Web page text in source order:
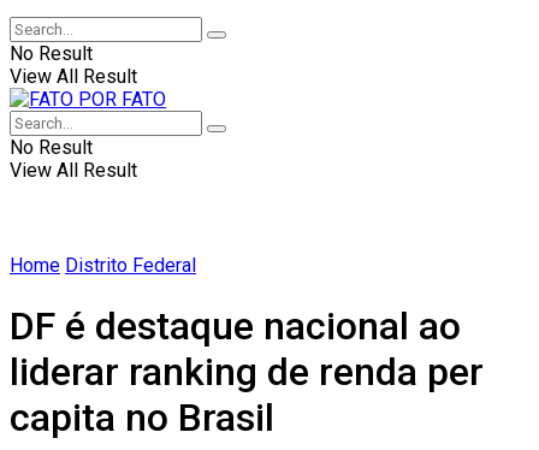
No Result
View All Result
No Result
View All Result
Home Distrito Federal
DF é destaque nacional ao
liderar ranking de renda per
capita no Brasil